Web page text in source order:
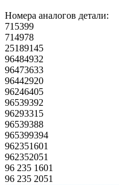
Номера аналогов детали:
715399
714978
25189145
96484932
96473633
96442920
96246405
96539392
96293315
96539388
965399394
962351601
962352051
96 235 1601
96 235 2051